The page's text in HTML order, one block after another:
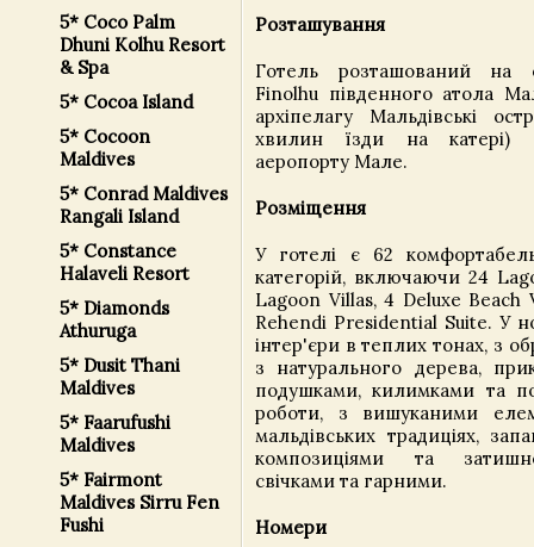
5* Coco Palm
Dhuni Kolhu Resort
& Spa
5* Cocoa Island
5* Cocoon
Maldives
5* Conrad Maldives
Rangali Island
5* Constance
Halaveli Resort
5* Diamonds
Athuruga
5* Dusit Thani
Maldives
5* Faarufushi
Maldives
5* Fairmont
Maldives Sirru Fen
Fushi
Розташування
Готель розташований на
Finolhu південного атола
архіпелагу Мальдівські
хвилин їзди на катері)
аеропорту Мале.
Розміщення
У готелі є 62
категорій, включаючи 24
Lagoon Villas, 4 Deluxe Beach
Rehendi Presidential Suite. У
інтер'єри в теплих тонах, з
з натурального дерева,
подушками, килимками та
роботи, з вишуканими
мальдівських традиціях,
композиціями та
свічками та гарними.
Номери